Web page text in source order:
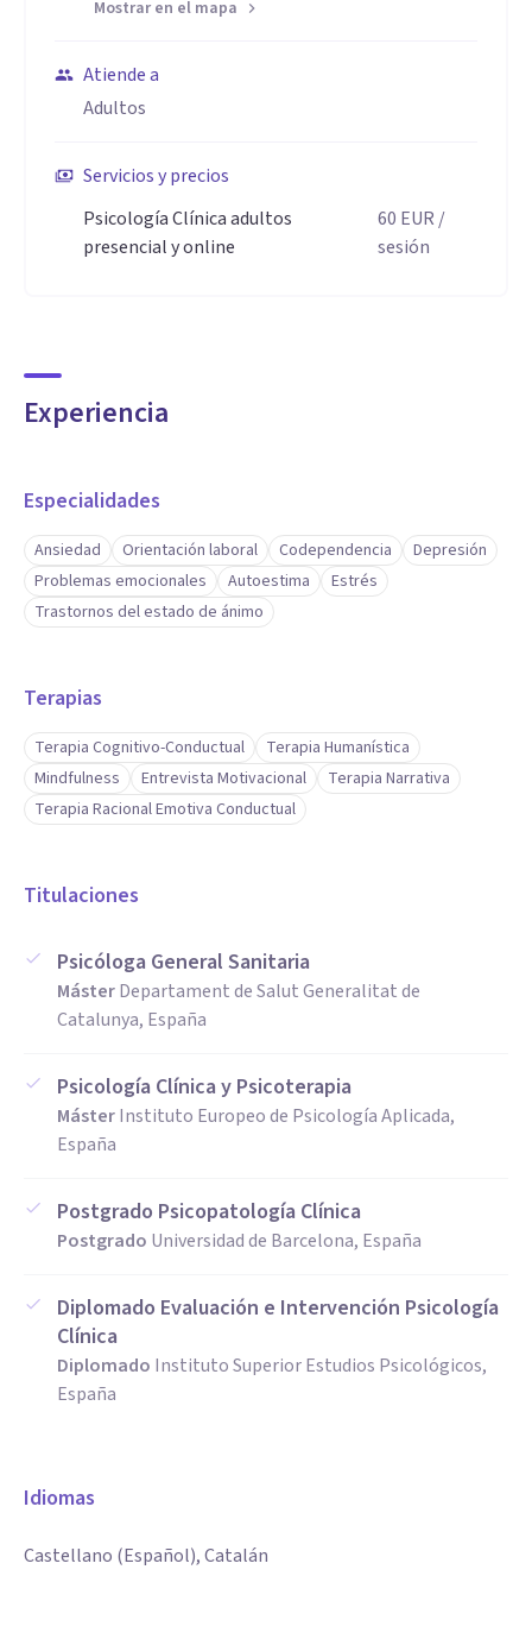
Mostrar en el mapa
Atiende a
Adultos
Servicios y precios
Psicología Clínica adultos
presencial y online
60 EUR /
sesión
Experiencia
Especialidades
Ansiedad Orientación laboral Codependencia
Depresión
Problemas emocionales
Autoestima
Estrés
Trastornos del estado de ánimo
Terapias
Terapia Cognitivo-Conductual
Terapia Humanística
Mindfulness
Entrevista Motivacional
Terapia Narrativa
Terapia Racional Emotiva Conductual
Titulaciones
Psicóloga General Sanitaria
MásterDepartament de Salut Generalitat de
Catalunya, España
Psicología Clínica y Psicoterapia
MásterInstituto Europeo de Psicología Aplicada,
España
Postgrado Psicopatología Clínica
Postgrado Universidad de Barcelona, España
Diplomado Evaluación e Intervención Psicología
Clínica
Diplomado Instituto Superior Estudios Psicológicos,
España
Idiomas
Castellano (Español), Catalán